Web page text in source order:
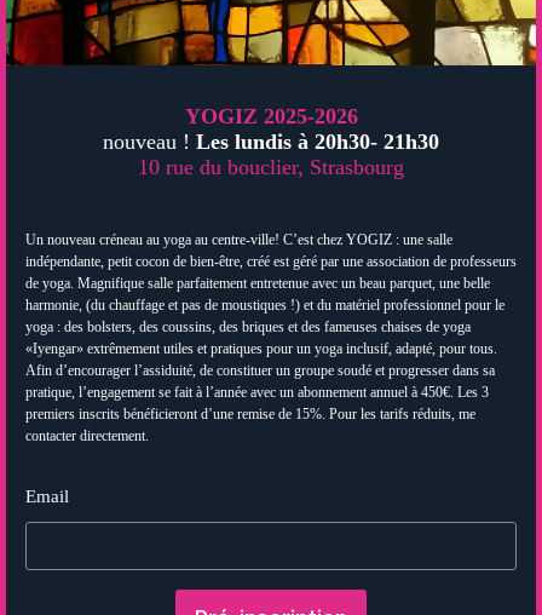
YOGIZ 2025-2026
nouveau ! Les lundis à 20h30- 21h30
10 rue du bouclier, Strasbourg
Un nouveau créneau au yoga au centre-ville! C’est chez YOGIZ : une salle
indépendante, petit cocon de bien-être, créé est géré par une association de professeurs
de yoga. Magnifique salle parfaitement entretenue avec un beau parquet, une belle
harmonie, (du chauffage et pas de moustiques !) et du matériel professionnel pour le
yoga : des bolsters, des coussins, des briques et des fameuses chaises de yoga
«Iyengar» extrêmement utiles et pratiques pour un yoga inclusif, adapté, pour tous.
Afin d’encourager l’assiduité, de constituer un groupe soudé et progresser dans sa
pratique, l’engagement se fait à l’année avec un abonnement annuel à 450€. Les 3
premiers inscrits bénéficieront d’une remise de 15%. Pour les tarifs réduits, me
contacter directement.
Email